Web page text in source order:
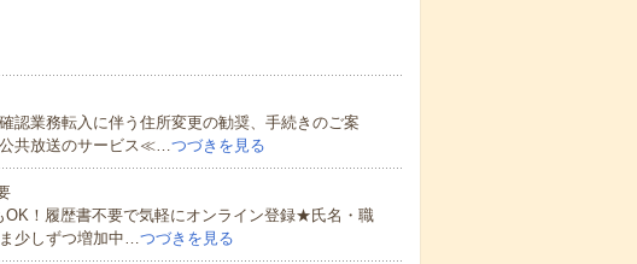
認業務転入に伴う住所変更の勧奨、手続きのご案
公共放送のサービス≪…つづきを見る
！履歴書不要で気軽にオンライン登録★氏名・職
少しずつ増加中…つづきを見る